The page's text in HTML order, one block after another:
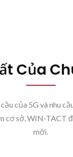
Của
của 5G và nhu
cơ sở, WIN-TACT
mới.